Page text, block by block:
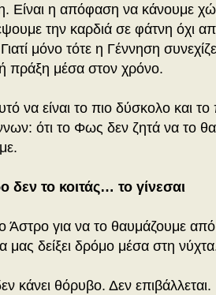
Είναι η απόφαση να κάνουμε
την καρδιά σε φάτνη όχι
μόνο τότε η Γέννηση
πράξη μέσα στον χρόνο.
να είναι το πιο δύσκολο και
ότι το Φως δεν ζητά να το
δεν το κοιτάς… το γίνεσαι
Άστρο για να το θαυμάζουμε
μας δείξει δρόμο μέσα στη
κάνει θόρυβο. Δεν επιβάλλεται.